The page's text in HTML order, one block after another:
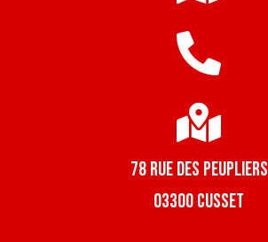
78 rue des peupliers
03300 Cusset